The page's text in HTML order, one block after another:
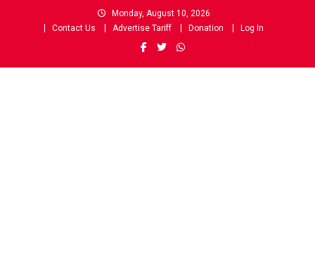
Monday, August 10, 2026
Contact Us
Advertise Tariff Donation Log In